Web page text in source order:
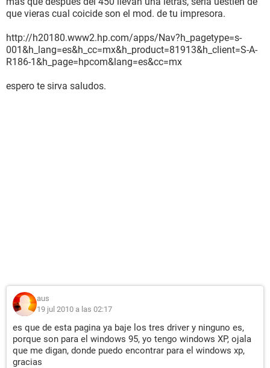
que vieras cual coicide son el mod. de tu impresora.
http://h20180.www2.hp.com/apps/Nav?h_pagetype=s-
001&h_lang=es&h_cc=mx&h_product=81913&h_client=S-A-
R186-1&h_page=hpcom&lang=es&cc=mx
espero te sirva saludos.
aus
19 jul 2010 a las 02:17
es que de esta pagina ya baje los tres driver y ninguno es,
porque son para el windows 95, yo tengo windows XP, ojala
que me digan, donde puedo encontrar para el windows xp,
gracias